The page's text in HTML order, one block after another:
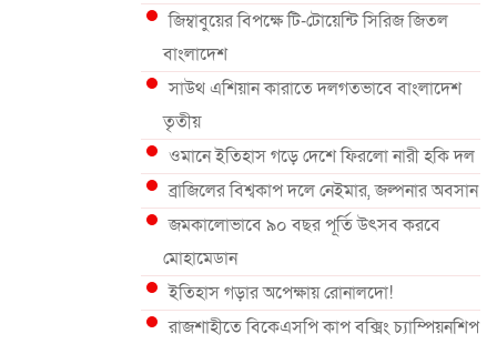
জিম্বাবুয়ের বিপক্ষে টি-টোয়েন্টি সিরিজ জিতল
বাংলাদেশ
সাউথ এশিয়ান কারাতে দলগতভাবে বাংলাদেশ
তৃতীয়
ওমানে ইতিহাস গড়ে দেশে ফিরলো নারী হকি দল
ব্রাজিলের বিশ্বকাপ দলে নেইমার, জল্পনার অবসান
জমকালোভাবে ৯০ বছর পূর্তি উৎসব করবে
মোহামেডান
ইতিহাস গড়ার অপেক্ষায় রোনালদো!
রাজশাহীতে বিকেএসপি কাপ বক্সিং চ্যাম্পিয়নশিপ